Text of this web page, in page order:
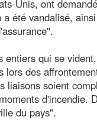
Unis, ont
été vandalisé,
qui se
lors des
liaisons soient
d'incendie.
du pays".